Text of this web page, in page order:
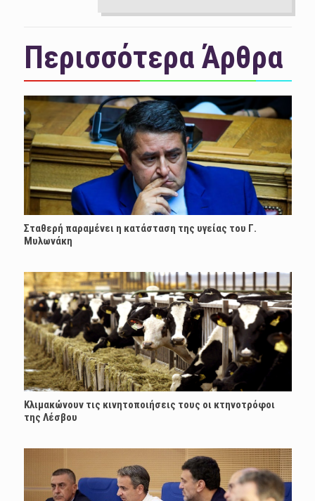
Περισσότερα Άρθρα
Σταθερή παραμένει η κατάσταση της υγείας του Γ.
Μυλωνάκη
Κλιμακώνουν τις κινητοποιήσεις τους οι κτηνοτρόφοι
της Λέσβου